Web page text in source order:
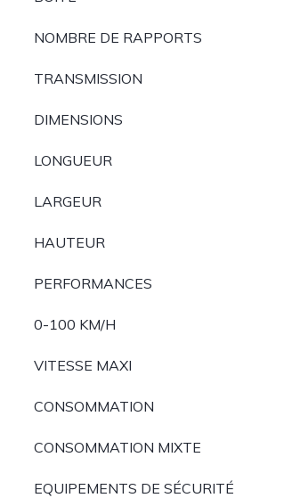
NOMBRE DE RAPPORTS
TRANSMISSION
DIMENSIONS
LONGUEUR
LARGEUR
HAUTEUR
PERFORMANCES
0-100 KM/H
VITESSE MAXI
CONSOMMATION
CONSOMMATION MIXTE
EQUIPEMENTS DE SÉCURITÉ